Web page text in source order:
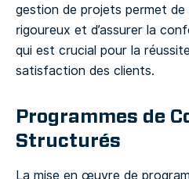
gestion de projets permet de
rigoureux et d’assurer la
qui est crucial pour la
satisfaction des clients.
Programmes de
Structurés